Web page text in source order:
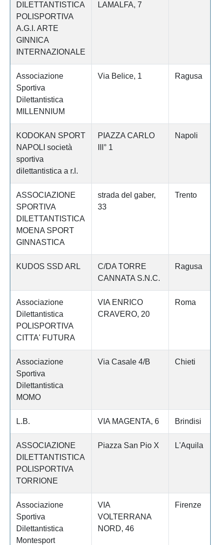
DILETTANTISTICA
POLISPORTIVA
A.G.I. ARTE
GINNICA
INTERNAZIONALE
LAMALFA, 7
Associazione
Sportiva
Dilettantistica
MILLENNIUM
Via Belice, 1 Ragusa
KODOKAN SPORT
NAPOLI società
sportiva
dilettantistica a r.l.
PIAZZA CARLO
III° 1
Napoli
ASSOCIAZIONE
SPORTIVA
DILETTANTISTICA
MOENA SPORT
GINNASTICA
strada del gaber,
33
Trento
KUDOS SSD ARL
C/DA TORRE
CANNATA S.N.C.
Ragusa
Associazione
Dilettantistica
POLISPORTIVA
CITTA' FUTURA
VIA ENRICO
CRAVERO, 20
Roma
Associazione
Sportiva
Dilettantistica
MOMO
Via Casale 4/B Chieti
L.B. VIA MAGENTA, 6 Brindisi
ASSOCIAZIONE
DILETTANTISTICA
POLISPORTIVA
TORRIONE
Piazza San Pio X L'Aquila
Associazione
Sportiva
Dilettantistica
Montesport
VIA
VOLTERRANA
NORD, 46
Firenze